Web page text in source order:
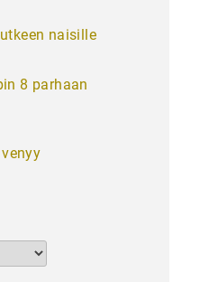
naisille
8 parhaan